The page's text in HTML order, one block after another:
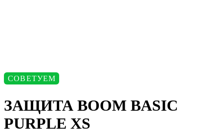
СОВЕТУЕМ
ЗАЩИТА BOOM BASIC
PURPLE XS